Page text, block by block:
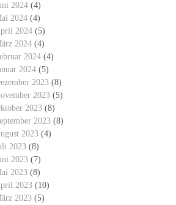
2024 (4)
2024 (4)
2024 (5)
2024 (4)
2024 (4)
2024 (5)
2023 (8)
2023 (5)
2023 (8)
2023 (8)
2023 (4)
2023 (8)
2023 (7)
2023 (8)
2023 (10)
2023 (5)